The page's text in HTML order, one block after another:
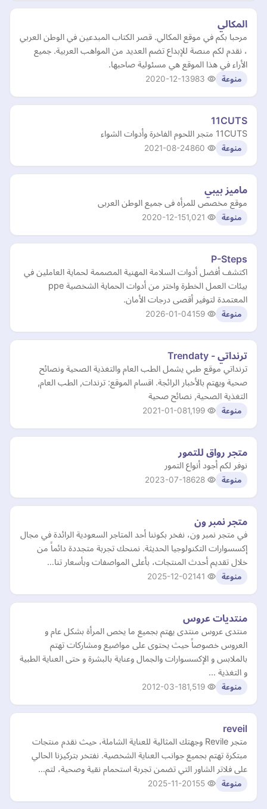
المكالي
مرحبا بكم في موقع المكالي. قصر الكتاب المبدعين في الوطن العربي
، نقدم لكم منصة للإبداع تضم العديد من المواهب العربية. جميع
الأراء في هذا الموقع هي مسئولية صاحبها.
منوعة 2020-12-13
11CUTS
11CUTS متجر اللحوم الفاخرة وأدوات الشواء
منوعة 2021-08-24
ماميز بيبي
موقع مخصص للمرأه فى جميع الوطن العربى
منوعة 2020-12-15
P-Steps
اكتشف أفضل أدوات السلامة المهنية المصممة لحماية العاملين في
بيئات العمل الخطرة واختر من أدوات الحماية الشخصية ppe
المعتمدة لتوفير أقصى درجات الأمان.
منوعة 2026-01-04
ترنداتي - Trendaty
ترنداتي موقع طبي يشمل الطب العام والتغذية الصحية ونصائح
صحية ويهتم بالأخبار الرائجة. اقسام الموقع: ترندات, الطب العام,
التغذية الصحية, نصائح صحية
منوعة 2021-01-08
متجر رواق للتمور
نوفر لكم أجود أنواع التمور
منوعة 2023-07-18
متجر نمبر ون
في متجر نمبر ون، نفخر بكوننا أحد المتاجر السعودية الرائدة في مجال
إكسسوارات التكنولوجيا الحديثة. نمنحك تجربة متجددة دائماً من
خلال تقديم أحدث المنتجات، بأعلى المواصفات وبأسعار تنا…
منوعة 2025-12-02
منتديات عروس
منتدى عروس منتدى يهتم بجميع ما يخص المرأة بشكل عام و
العروس خصوصاً حيث يحتوى على مواضيع ومشاركات تهتم
بالملابس و الإكسسوارات والجمال وعناية بالبشرة و حتى العناية الطبية
و التغذية …
منوعة 2012-03-18
reveil
متجر Revile وجهتك المثالية للعناية الشاملة، حيث نقدم منتجات
مبتكرة تهتم بجميع جوانب العناية الشخصية. نفتخر بتركيزنا الحالي
على فلاتر الشاور التي تضمن تجربة استحمام نقية وصحية، لتم…
منوعة 2025-11-20